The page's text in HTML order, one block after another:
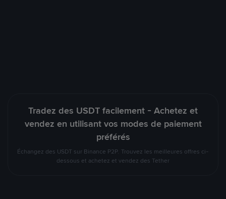
Tradez des USDT facilement - Achetez et
vendez en utilisant vos modes de paiement
préférés
Échangez des USDT sur Binance P2P. Trouvez les meilleures offres ci-
dessous et achetez et vendez des Tether